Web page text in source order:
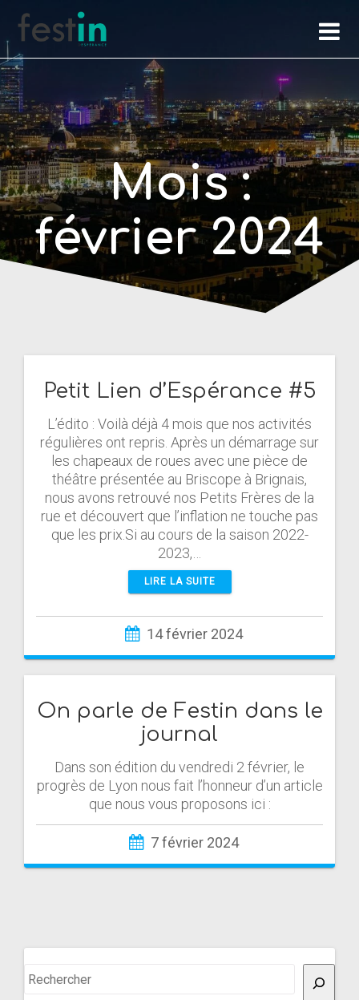
Mois :
février 2024
Petit Lien d’Espérance #5
L’édito : Voilà déjà 4 mois que nos activités
régulières ont repris. Après un démarrage sur
les chapeaux de roues avec une pièce de
théâtre présentée au Briscope à Brignais,
nous avons retrouvé nos Petits Frères de la
rue et découvert que l’inflation ne touche pas
que les prix.Si au cours de la saison 2022-
2023,…
LIRE LA SUITE
14 février 2024
On parle de Festin dans le
journal
Dans son édition du vendredi 2 février, le
progrès de Lyon nous fait l’honneur d’un article
que nous vous proposons ici :
7 février 2024